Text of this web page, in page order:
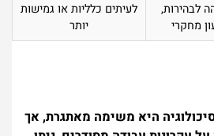
לבהירות,
מחקרי
לעיתים כלליות או גמישות
יותר
היא משימה מאתגרת, אך